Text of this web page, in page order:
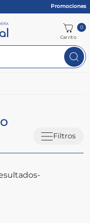
Promociones
Carrito
0
Filtros